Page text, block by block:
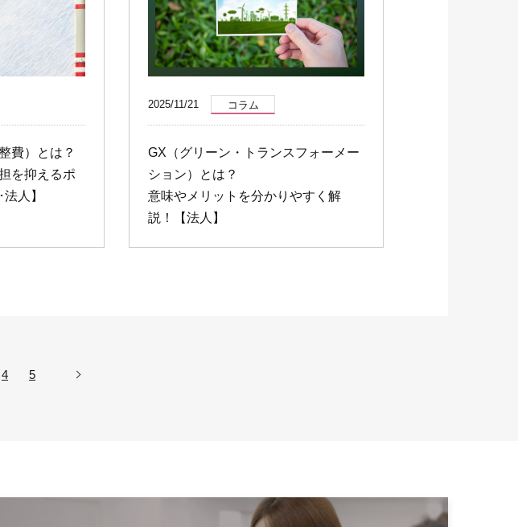
費）とは？
を抑えるポ
人】
2025/11/21 コラム
GX（グリーン・トランスフォーメー
ション）とは？
意味やメリットを分かりやすく解
説！【法人】
4 5